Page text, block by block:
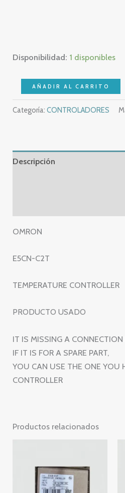
Disponibilidad: 1 disponibles
OMRON
E5CN-
C2T
CONTROLLER
–
AÑADIR AL CARRITO
Categoría:CONTROLADORES
Descripción
OMRON
E5CN-C2T
TEMPERATURE CONTROLLER
PRODUCTO USADO
IT IS MISSING A CONNECTION
IF IT IS FOR A SPARE PART,
YOU CAN USE THE ONE YOU
CONTROLLER
Productos relacionados